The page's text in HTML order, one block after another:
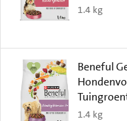
1.4 kg
Beneful
1.4 kg